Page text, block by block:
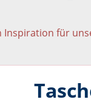
Inspiration für